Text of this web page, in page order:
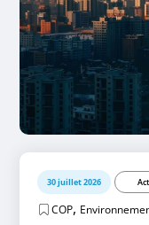
30 juillet 2026
COP,